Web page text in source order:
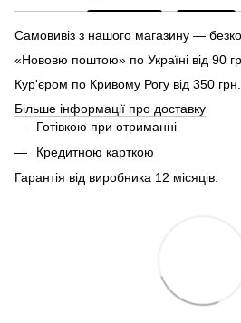
Самовивіз з нашого магазину —
«Нововю поштою» по Україні від 90
Кур'єром по Кривому Рогу від 350 грн.
Більше інформації про доставку
Готівкою при отриманні
Кредитною карткою
Гарантія від виробника 12 місяців.